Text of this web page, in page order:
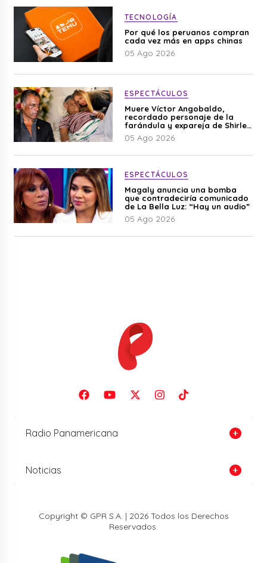
TECNOLOGÍA
Por qué los peruanos compran
cada vez más en apps chinas
05 Ago 2026
ESPECTÁCULOS
Muere Víctor Angobaldo,
recordado personaje de la
farándula y expareja de Shirley
Cherres
05 Ago 2026
ESPECTÁCULOS
Magaly anuncia una bomba
que contradeciría comunicado
de La Bella Luz: “Hay un audio”
05 Ago 2026
Radio Panamericana
Noticias
Copyright © GPR S.A. | 2026 Todos los Derechos
Reservados.